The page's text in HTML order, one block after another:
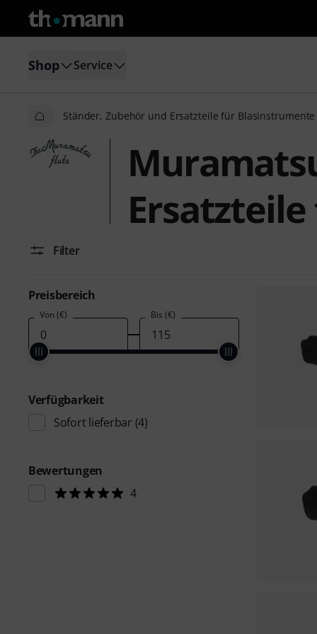
Shop Service
Ständer, Zubehör und Ersatzteile für Blasinstrumente
Filter
Preisbereich
Von (€) Bis (€)
Verfügbarkeit
Sofort lieferbar (4)
Bewertungen
4